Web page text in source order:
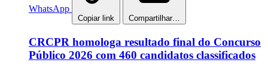
WhatsApp
Copiar link Compartilhar…
CRCPR homologa resultado final do Concurso
Público 2026 com 460 candidatos classificados